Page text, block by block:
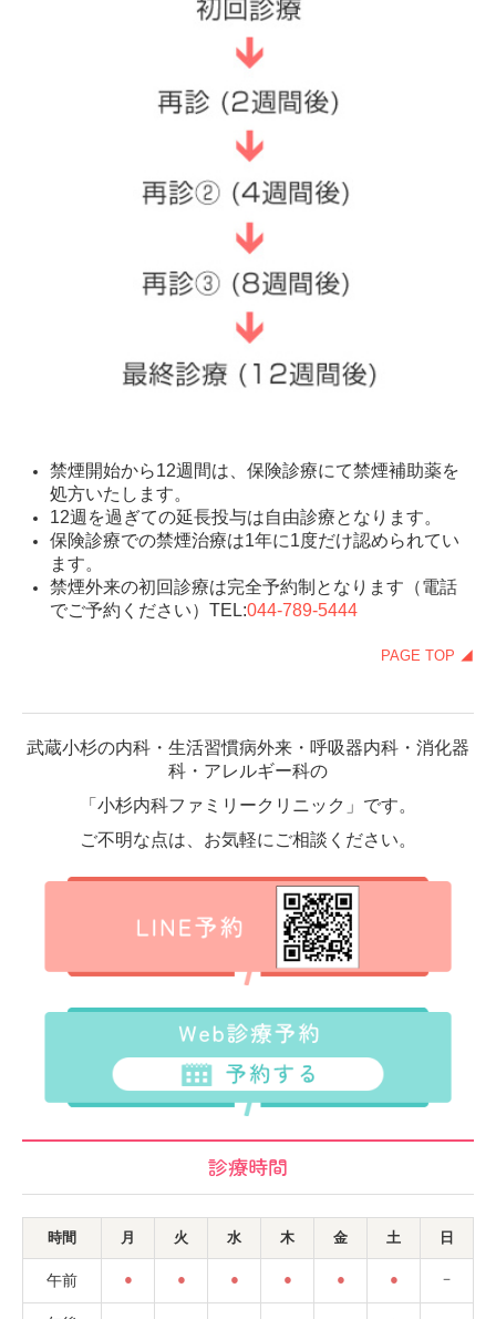
禁煙開始から12週間は、保険診療にて禁煙補助薬を
処方いたします。
12週を過ぎての延長投与は自由診療となります。
保険診療での禁煙治療は1年に1度だけ認められてい
ます。
禁煙外来の初回診療は完全予約制となります（電話
でご予約ください）TEL:044-789-5444
PAGE TOP ◢
武蔵小杉の内科・生活習慣病外来・呼吸器内科・消化器
科・アレルギー科の
「小杉内科ファミリークリニック」です。
ご不明な点は、お気軽にご相談ください。
診療時間
時間 月 火 水 木 金 土 日
午前 ● ● ● ● ● ● －